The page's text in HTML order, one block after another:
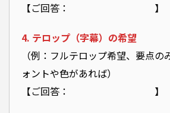
【ご回答： 】
4. テロップ（字幕）の希望
（例：フルテロップ希望、要点の
ォントや色があれば）
【ご回答： 】